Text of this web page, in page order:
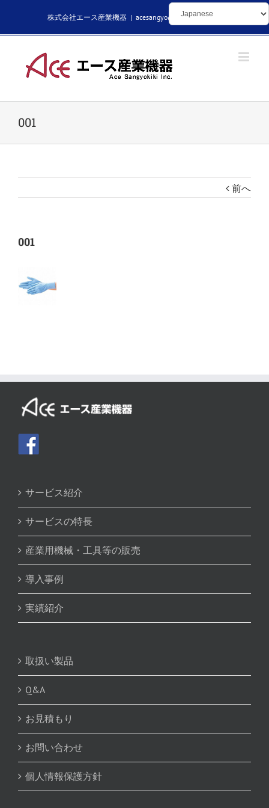
株式会社エース産業機器 | acesangyo@kikaibuhin.com
001
前へ
001
サービス紹介
サービスの特長
産業用機械・工具等の販売
導入事例
実績紹介
取扱い製品
Q&A
お見積もり
お問い合わせ
個人情報保護方針